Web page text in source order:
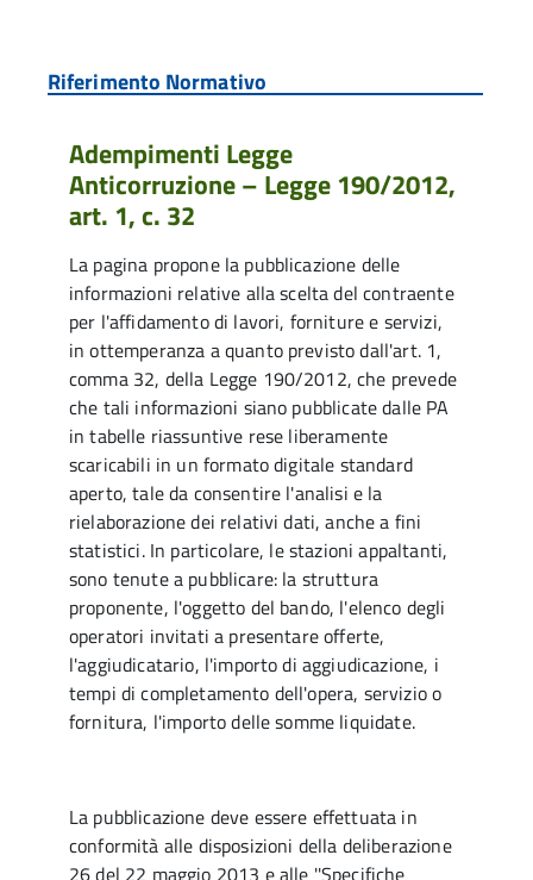
Riferimento Normativo
Adempimenti Legge
Anticorruzione – Legge 190/2012,
art. 1, c. 32
La pagina propone la pubblicazione delle
informazioni relative alla scelta del contraente
per l'affidamento di lavori, forniture e servizi,
in ottemperanza a quanto previsto dall'art. 1,
comma 32, della Legge 190/2012, che prevede
che tali informazioni siano pubblicate dalle PA
in tabelle riassuntive rese liberamente
scaricabili in un formato digitale standard
aperto, tale da consentire l'analisi e la
rielaborazione dei relativi dati, anche a fini
statistici. In particolare, le stazioni appaltanti,
sono tenute a pubblicare: la struttura
proponente, l'oggetto del bando, l'elenco degli
operatori invitati a presentare offerte,
l'aggiudicatario, l'importo di aggiudicazione, i
tempi di completamento dell'opera, servizio o
fornitura, l'importo delle somme liquidate.
La pubblicazione deve essere effettuata in
conformità alle disposizioni della deliberazione
26 del 22 maggio 2013 e alle ''Specifiche